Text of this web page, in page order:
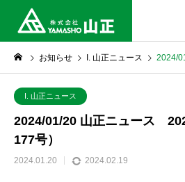
お知らせ I. 山正ニュース 2024/01/
I. 山正ニュース
2024/01/20 山正ニュース
177号）
2024.01.20 2024.02.19